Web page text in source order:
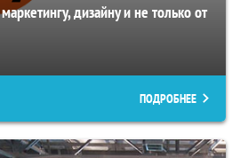
дизайну и не только от
ПОДРОБНЕЕ